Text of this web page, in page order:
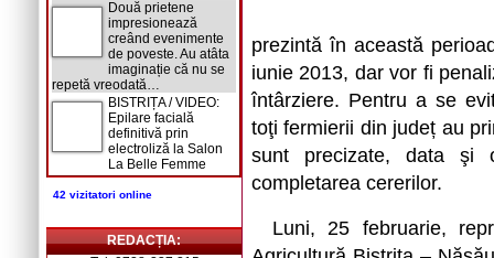
Două prietene
impresionează
creând evenimente
de poveste. Au atâta
imaginație că nu se
repetă vreodată…
BISTRIȚA / VIDEO:
Epilare facială
definitivă prin
electroliză la Salon
La Belle Femme
42 vizitatori online
REDACȚIA:
prezintă în această
iunie 2013, dar vor fi
întârziere. Pentru a se
toţi fermierii din județ au
sunt precizate, data şi
completarea cererilor.
Luni, 25 februarie,